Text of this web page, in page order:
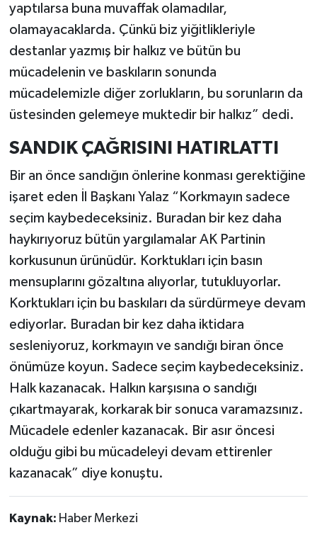
yaptılarsa buna muvaffak olamadılar,
olamayacaklarda. Çünkü biz yiğitlikleriyle
destanlar yazmış bir halkız ve bütün bu
mücadelenin ve baskıların sonunda
mücadelemizle diğer zorlukların, bu sorunların da
üstesinden gelemeye muktedir bir halkız” dedi.
SANDIK ÇAĞRISINI HATIRLATTI
Bir an önce sandığın önlerine konması gerektiğine
işaret eden İl Başkanı Yalaz “Korkmayın sadece
seçim kaybedeceksiniz. Buradan bir kez daha
haykırıyoruz bütün yargılamalar AK Partinin
korkusunun ürünüdür. Korktukları için basın
mensuplarını gözaltına alıyorlar, tutukluyorlar.
Korktukları için bu baskıları da sürdürmeye devam
ediyorlar. Buradan bir kez daha iktidara
sesleniyoruz, korkmayın ve sandığı biran önce
önümüze koyun. Sadece seçim kaybedeceksiniz.
Halk kazanacak. Halkın karşısına o sandığı
çıkartmayarak, korkarak bir sonuca varamazsınız.
Mücadele edenler kazanacak. Bir asır öncesi
olduğu gibi bu mücadeleyi devam ettirenler
kazanacak” diye konuştu.
Kaynak: Haber Merkezi